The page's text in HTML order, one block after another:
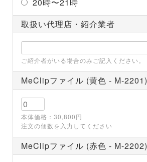
取扱い代理店・紹介業者
ご紹介者がいる場合のみご記入ください。
MeClipファイル (黄色 - M-2201)
本体価格：30,800円
注文の個数を入力してください
MeClipファイル (赤色 - M-2202)